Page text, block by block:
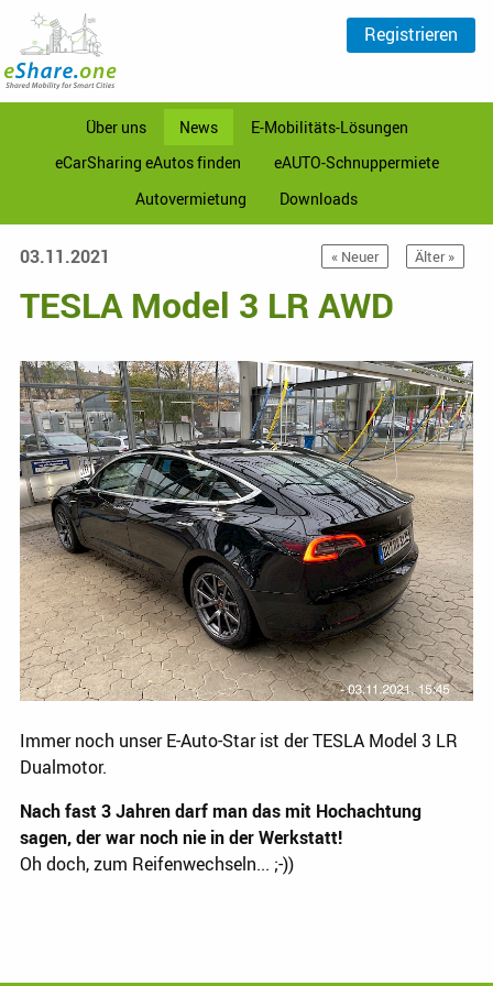
Über uns News
E-Mobilitäts-Lösungen
eCarSharing eAutos finden
eAUTO-Schnuppermiete
Autovermietung
Downloads
Registrieren
Älter »
« Neuer
03.11.2021
TESLA Model 3 LR AWD
Immer noch unser E-Auto-Star ist der TESLA Model 3 LR
Dualmotor.
Nach fast 3 Jahren darf man das mit Hochachtung
sagen, der war noch nie in der Werkstatt!
Oh doch, zum Reifenwechseln... ;-))